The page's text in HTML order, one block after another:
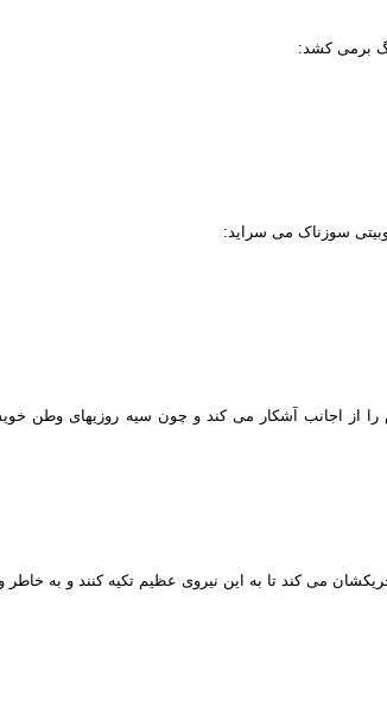
برمی کشد:
سوزناک می سراید:
از اجانب آشکار می کند و چون سیه روزیهای وطن
می کند تا به این نیروی عظیم تکیه کنند و به